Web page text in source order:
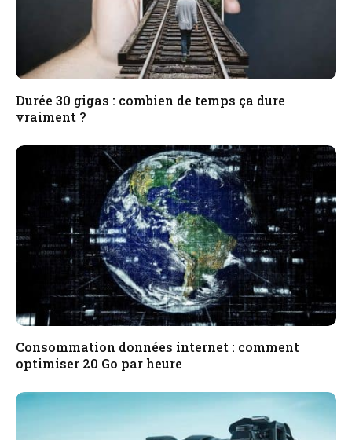
Durée 30 gigas : combien de temps ça dure
vraiment ?
Consommation données internet : comment
optimiser 20 Go par heure